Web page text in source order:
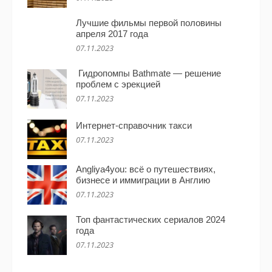
Лучшие фильмы первой половины
апреля 2017 года
07.11.2023
Гидропомпы Bathmate — решение
проблем с эрекцией
07.11.2023
Интернет-справочник такси
07.11.2023
Angliya4you: всё о путешествиях,
бизнесе и иммиграции в Англию
07.11.2023
Топ фантастических сериалов 2024
года
07.11.2023